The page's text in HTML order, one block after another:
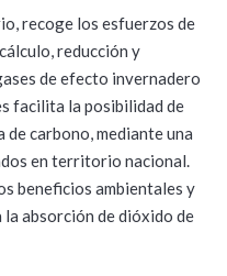
recoge los esfuerzos de
reducción y
de efecto invernadero
facilita la posibilidad de
de carbono, mediante una
en territorio nacional.
beneficios ambientales y
absorción de dióxido de